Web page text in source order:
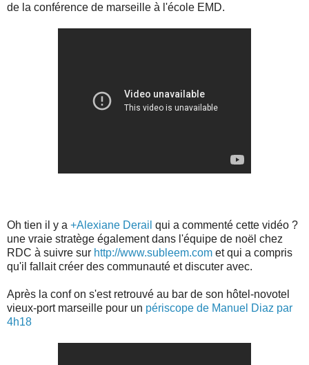
de la conférence de marseille à l'école EMD.
Oh tien il y a +Alexiane Derail qui a commenté cette vidéo ?
une vraie stratège également dans l'équipe de noël chez
RDC à suivre sur http://www.subleem.com et qui a compris
qu'il fallait créer des communauté et discuter avec.
Après la conf on s'est retrouvé au bar de son hôtel-novotel
vieux-port marseille pour un périscope de Manuel Diaz par
4h18